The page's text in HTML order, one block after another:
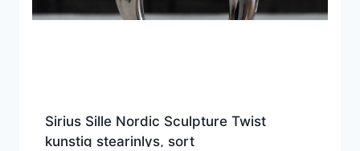
Sirius Sille Nordic Sculpture Twist
kunstig stearinlys, sort